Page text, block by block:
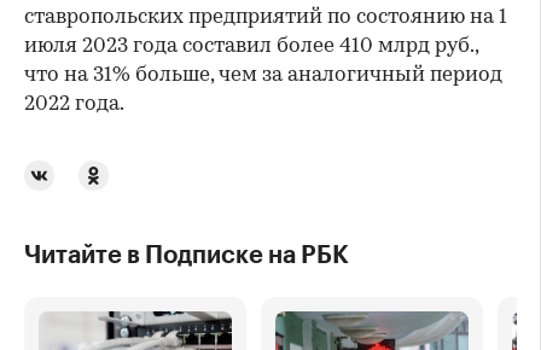
ставропольских предприятий по состоянию на 1
июля 2023 года составил более 410 млрд руб.,
что на 31% больше, чем за аналогичный период
2022 года.
Читайте в Подписке на РБК